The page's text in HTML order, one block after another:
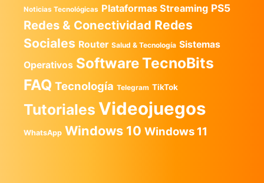
Noticias Tecnológicas Plataformas Streaming PS5
Redes & Conectividad Redes
Sociales Router Salud & Tecnología Sistemas
Operativos SoftwareTecnoBits
FAQ Tecnología Telegram TikTok
Tutoriales Videojuegos
WhatsApp Windows 10 Windows 11